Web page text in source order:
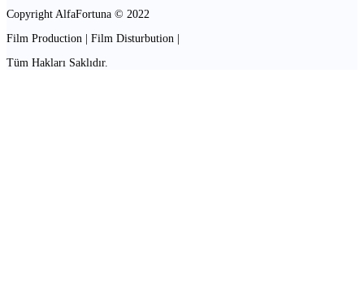
Copyright AlfaFortuna © 2022
Film Production | Film Disturbution |
Tüm Hakları Saklıdır.